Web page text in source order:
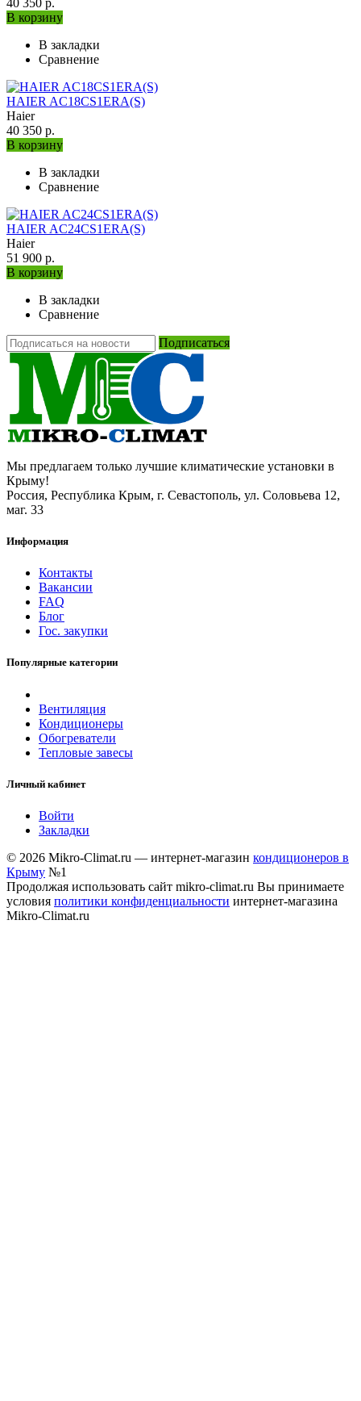
В корзину
В закладки
Сравнение
HAIER AC18CS1ERA(S)
Haier
40 350 р.
В корзину
В закладки
Сравнение
HAIER AC24CS1ERA(S)
Haier
51 900 р.
В корзину
В закладки
Сравнение
Подписаться
Мы предлагаем только лучшие климатические установки в
Крыму!
Россия, Республика Крым, г. Севастополь, ул. Соловьева 12,
маг. 33
Информация
Контакты
Вакансии
FAQ
Блог
Гос. закупки
Популярные категории
Вентиляция
Кондиционеры
Обогреватели
Тепловые завесы
Личный кабинет
Войти
Закладки
© 2026 Mikro-Climat.ru — интернет-магазин кондиционеров в
Крыму №1
Продолжая использовать сайт mikro-climat.ru Вы принимаете
условия политики конфиденциальности интернет-магазина
Mikro-Climat.ru